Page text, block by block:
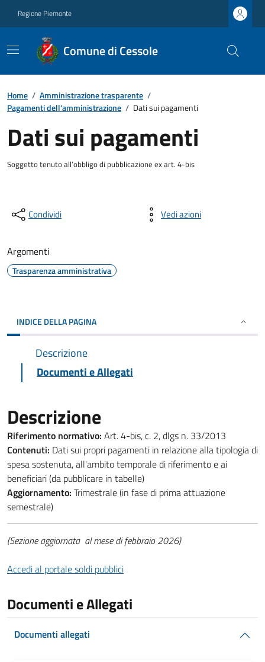
Regione Piemonte
Comune di Cessole
Home / Amministrazione trasparente /
Pagamenti dell'amministrazione / Dati sui pagamenti
Dati sui pagamenti
Soggetto tenuto all’obbligo di pubblicazione ex art. 4-bis
Condividi Vedi azioni
Argomenti
Trasparenza amministrativa
INDICE DELLA PAGINA
Descrizione
Documenti e Allegati
Descrizione
Riferimento normativo: Art. 4-bis, c. 2, dlgs n. 33/2013
Contenuti: Dati sui propri pagamenti in relazione alla tipologia di
spesa sostenuta, all'ambito temporale di riferimento e ai
beneficiari (da pubblicare in tabelle)
Aggiornamento: Trimestrale (in fase di prima attuazione
semestrale)
(Sezione aggiornata al mese di febbraio 2026)
Accedi al portale soldi pubblici
Documenti e Allegati
Documenti allegati